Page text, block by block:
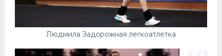
Людмила Задорожная легкоатлетка